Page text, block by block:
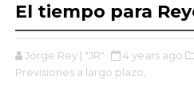
El tiempo para
Jorge Rey | "JR" 4 years ago
Previsiones a largo plazo,